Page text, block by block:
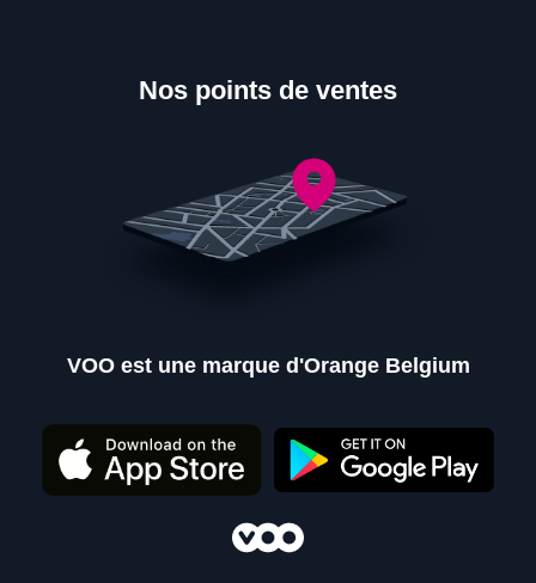
Nos points de ventes
Nos points de ventes
VOO est une marque d'Orange Belgium